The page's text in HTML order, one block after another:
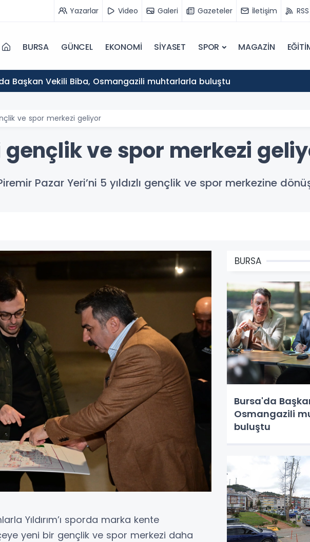
Yazarlar Video Galeri Gazeteler İletişim RSS
BURSA GÜNCEL EKONOMİ SİYASET SPOR MAGAZİN
Başkan Vekili Biba, Osmangazili muhtarlarla buluştu
ve spor merkezi geliyor
gençlik ve spor merkezi
Pazar Yeri’ni 5 yıldızlı gençlik ve spor merkezine
Yıldırım’ı sporda marka kente
yeni bir gençlik ve spor merkezi daha
BURSA
Bursa'da
Osmangazili
buluştu